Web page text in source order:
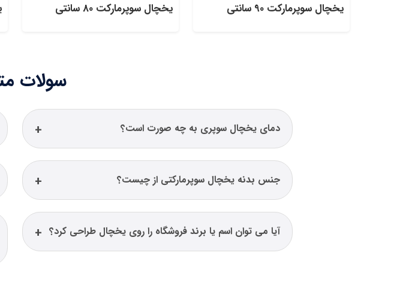
یخچال سوپرمارکت 90 سانتی یخچال سوپرمارکت 80 سانتی
سولات
دمای یخچال سوپری به چه صورت است؟
جنس بدنه یخچال سوپرمارکتی از چیست؟
آیا می توان اسم یا برند فروشگاه را روی یخچال طراحی کرد؟